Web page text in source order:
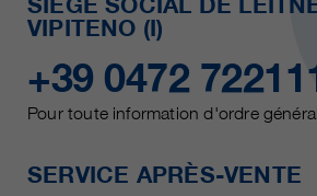
VIPITENO (I)
+39 0472
Pour toute information d'ordre
SERVICE APRÈS-VENTE